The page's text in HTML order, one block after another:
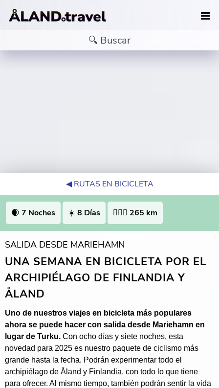
◀︎ RUTAS EN BICICLETA
🌒 7 Noches ☀️ 8 Días 🚴🏻‍♀️ 265 km
SALIDA DESDE MARIEHAMN
UNA SEMANA EN BICICLETA POR EL
ARCHIPIÉLAGO DE FINLANDIA Y
ÅLAND
Uno de nuestros viajes en bicicleta más populares
ahora se puede hacer con salida desde Mariehamn en
lugar de Turku. Con ocho días y siete noches, esta
novedad para 2025 es nuestro paquete de ciclismo más
grande hasta la fecha. Podrán experimentar todo el
archipiélago de Åland y Finlandia, con todo lo que tiene
para ofrecer. Al mismo tiempo, también podrán sentir la vida